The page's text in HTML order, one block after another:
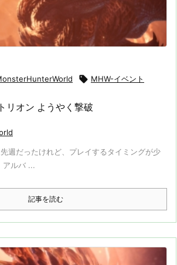
 MHW-イベント
リオン ようやく撃破
週だったけれど、プレイするタイミングが少
アルバ ...
記事を読む